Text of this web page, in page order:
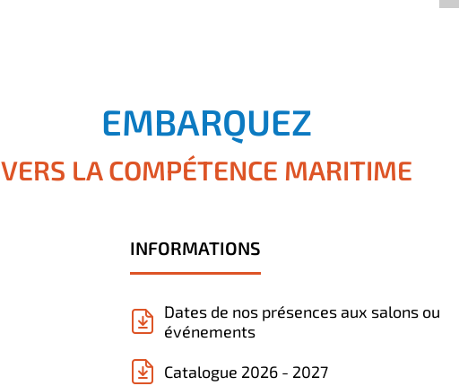
EMBARQUEZ
VERS LA COMPÉTENCE MARITIME
INFORMATIONS
Dates de nos présences aux salons ou
événements
Catalogue 2026 - 2027